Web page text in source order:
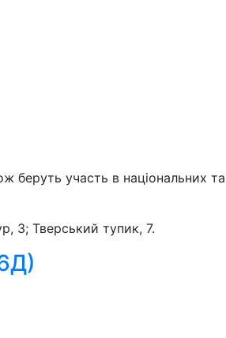
беруть участь в національних та
3; Тверський тупик, 7.